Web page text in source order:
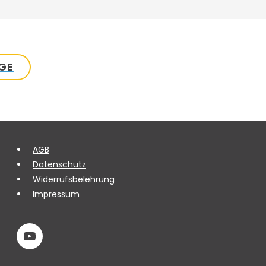
AGB
Datenschutz
Widerrufsbelehrung
Impressum
youTube